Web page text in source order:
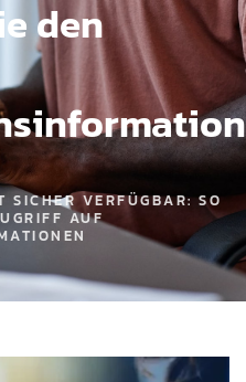
den
SICHER VERFÜGBAR: SO
AUF